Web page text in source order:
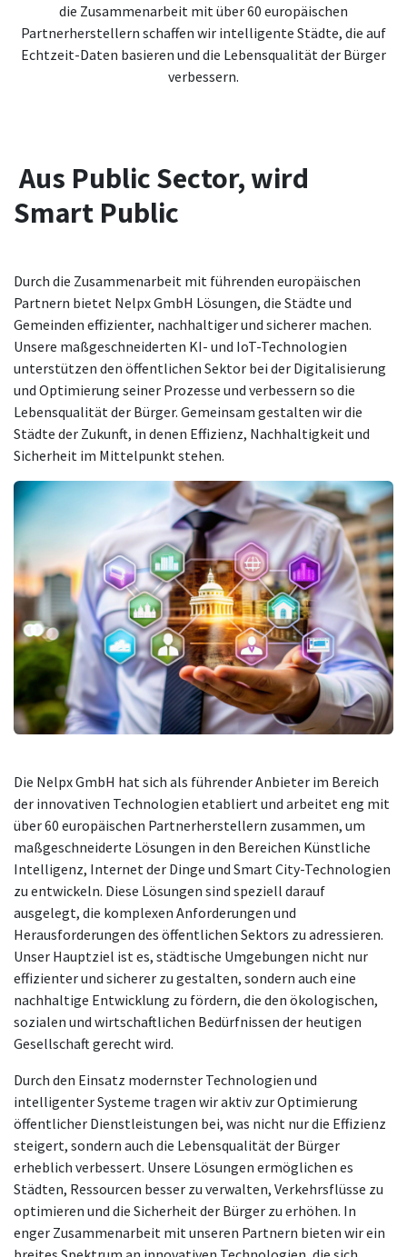
die Zusammenarbeit mit über 60 europäischen
Partnerherstellern schaffen wir intelligente Städte, die auf
Echtzeit-Daten basieren und die Lebensqualität der Bürger
verbessern.
Aus Public Sector, wird
Smart Public
Durch die Zusammenarbeit mit führenden europäischen
Partnern bietet Nelpx GmbH Lösungen, die Städte und
Gemeinden effizienter, nachhaltiger und sicherer machen.
Unsere maßgeschneiderten KI- und IoT-Technologien
unterstützen den öffentlichen Sektor bei der Digitalisierung
und Optimierung seiner Prozesse und verbessern so die
Lebensqualität der Bürger. Gemeinsam gestalten wir die
Städte der Zukunft, in denen Effizienz, Nachhaltigkeit und
Sicherheit im Mittelpunkt stehen.
Die Nelpx GmbH hat sich als führender Anbieter im Bereich
der innovativen Technologien etabliert und arbeitet eng mit
über 60 europäischen Partnerherstellern zusammen, um
maßgeschneiderte Lösungen in den Bereichen Künstliche
Intelligenz, Internet der Dinge und Smart City-Technologien
zu entwickeln. Diese Lösungen sind speziell darauf
ausgelegt, die komplexen Anforderungen und
Herausforderungen des öffentlichen Sektors zu adressieren.
Unser Hauptziel ist es, städtische Umgebungen nicht nur
effizienter und sicherer zu gestalten, sondern auch eine
nachhaltige Entwicklung zu fördern, die den ökologischen,
sozialen und wirtschaftlichen Bedürfnissen der heutigen
Gesellschaft gerecht wird.
Durch den Einsatz modernster Technologien und
intelligenter Systeme tragen wir aktiv zur Optimierung
öffentlicher Dienstleistungen bei, was nicht nur die Effizienz
steigert, sondern auch die Lebensqualität der Bürger
erheblich verbessert. Unsere Lösungen ermöglichen es
Städten, Ressourcen besser zu verwalten, Verkehrsflüsse zu
optimieren und die Sicherheit der Bürger zu erhöhen. In
enger Zusammenarbeit mit unseren Partnern bieten wir ein